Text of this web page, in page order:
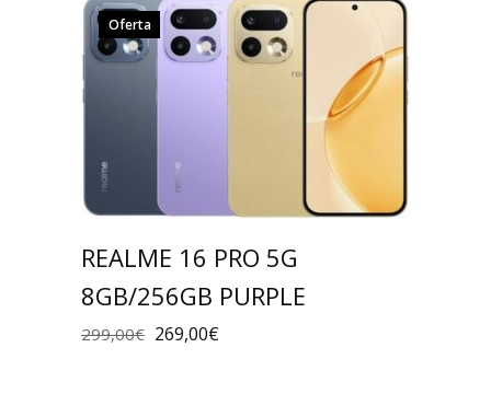
Oferta
REALME 16 PRO 5G
8GB/256GB PURPLE
299,00€ 269,00€